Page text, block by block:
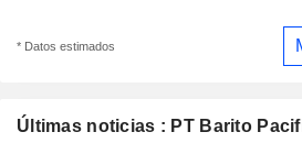
Últimas noticias : PT Barito
* Datos estimados